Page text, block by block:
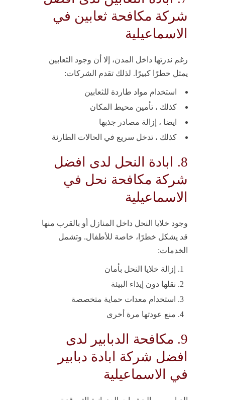
شركة مكافحة ثعابين في
الاسماعيلية
رغم ندرتها داخل المدن، إلا أن وجود الثعابين
يمثل خطرًا كبيرًا. لذلك تقدم الشركات:
استخدام مواد طاردة للثعابين
كذلك ، تأمين محيط المكان
ايضا ، إزالة مصادر جذبها
كذلك ، تدخل سريع في الحالات الطارئة
8. ابادة النحل لدى افضل
شركة مكافحة نحل في
الاسماعيلية
وجود خلايا النحل داخل المنازل أو بالقرب منها
قد يشكل خطرًا، خاصة للأطفال. وتشمل
الخدمات:
إزالة خلايا النحل بأمان
نقلها دون إيذاء البيئة
استخدام معدات حماية متخصصة
منع عودتها مرة أخرى
9. مكافحة الدبابير لدى
افضل شركة ابادة دبابير
في الاسماعيلية